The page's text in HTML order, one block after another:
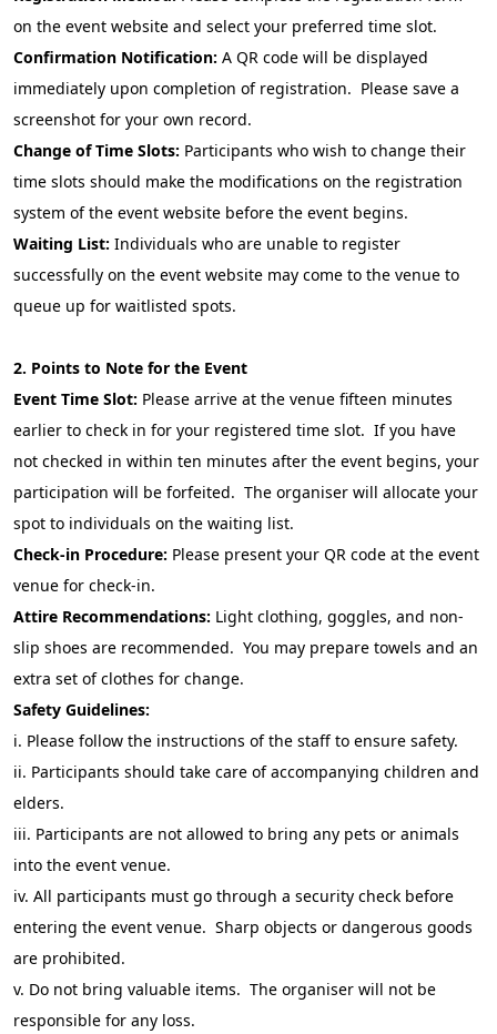
on the event website and select your preferred time slot.
Confirmation Notification: A QR code will be displayed
immediately upon completion of registration. Please save a
screenshot for your own record.
Change of Time Slots: Participants who wish to change their
time slots should make the modifications on the registration
system of the event website before the event begins.
Waiting List: Individuals who are unable to register
successfully on the event website may come to the venue to
queue up for waitlisted spots.
2. Points to Note for the Event
Event Time Slot: Please arrive at the venue fifteen minutes
earlier to check in for your registered time slot. If you have
not checked in within ten minutes after the event begins, your
participation will be forfeited. The organiser will allocate your
spot to individuals on the waiting list.
Check-in Procedure: Please present your QR code at the event
venue for check-in.
Attire Recommendations: Light clothing, goggles, and non-
slip shoes are recommended. You may prepare towels and an
extra set of clothes for change.
Safety Guidelines:
i. Please follow the instructions of the staff to ensure safety.
ii. Participants should take care of accompanying children and
elders.
iii. Participants are not allowed to bring any pets or animals
into the event venue.
iv. All participants must go through a security check before
entering the event venue. Sharp objects or dangerous goods
are prohibited.
v. Do not bring valuable items. The organiser will not be
responsible for any loss.